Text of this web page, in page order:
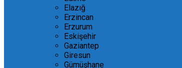
Elazığ
Erzincan
Erzurum
Eskişehir
Gaziantep
Giresun
Gümüşhane